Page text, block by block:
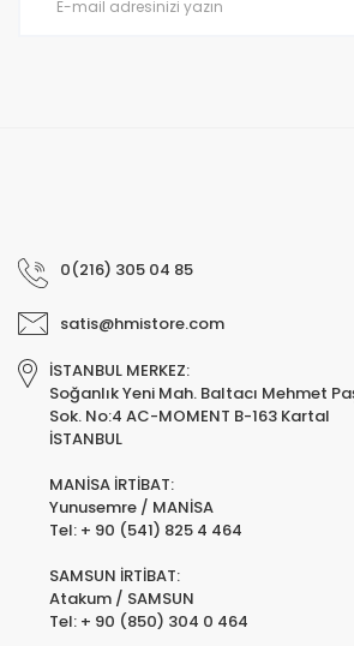
0(216) 305 04 85
satis@hmistore.com
İSTANBUL MERKEZ:
Soğanlık Yeni Mah. Baltacı Mehmet
Sok. No:4 AC-MOMENT B-163 Kartal
İSTANBUL
MANİSA İRTİBAT:
Yunusemre / MANİSA
Tel: + 90 (541) 825 4 464
SAMSUN İRTİBAT:
Atakum / SAMSUN
Tel: + 90 (850) 304 0 464